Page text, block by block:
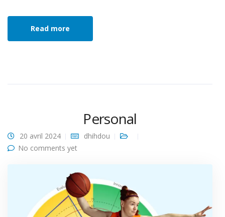
Read more
Personal
20 avril 2024
dhihdou
No comments yet